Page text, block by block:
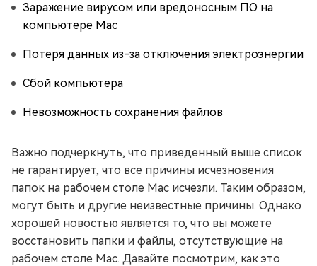
Заражение вирусом или вредоносным ПО на
компьютере Mac
Потеря данных из-за отключения электроэнергии
Сбой компьютера
Невозможность сохранения файлов
Важно подчеркнуть, что приведенный выше список
не гарантирует, что все причины исчезновения
папок на рабочем столе Mac исчезли. Таким образом,
могут быть и другие неизвестные причины. Однако
хорошей новостью является то, что вы можете
восстановить папки и файлы, отсутствующие на
рабочем столе Mac. Давайте посмотрим, как это